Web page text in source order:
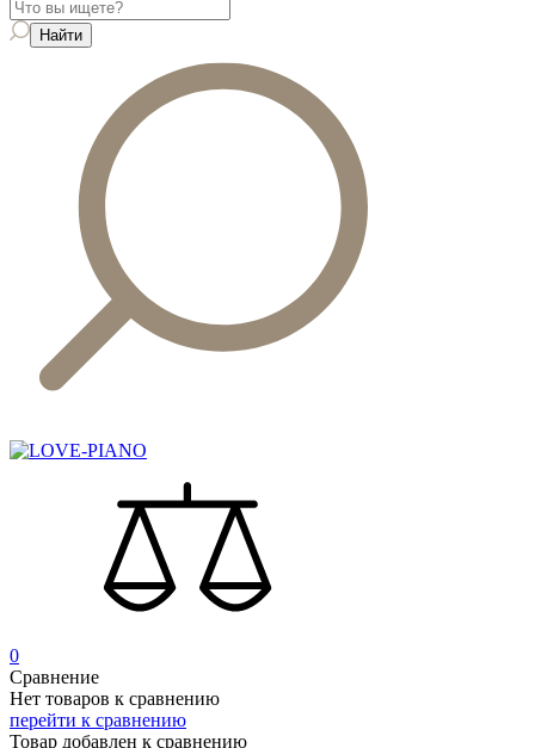
0
Сравнение
Нет товаров к сравнению
перейти к сравнению
Товар добавлен к сравнению